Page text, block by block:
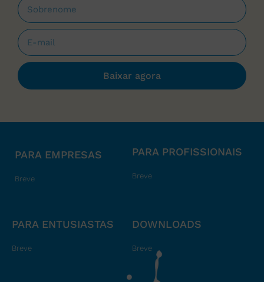
Baixar agora
PARA EMPRESAS
Breve
PARA PROFISSIONAIS
Breve
PARA ENTUSIASTAS
Breve
DOWNLOADS
Breve